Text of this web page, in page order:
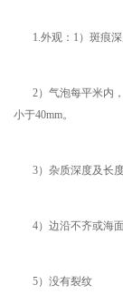
1.外观：1）斑痕
2）气泡每平米内
小于40mm。
3）杂质深度及长
4）边沿不齐或海
5）没有裂纹